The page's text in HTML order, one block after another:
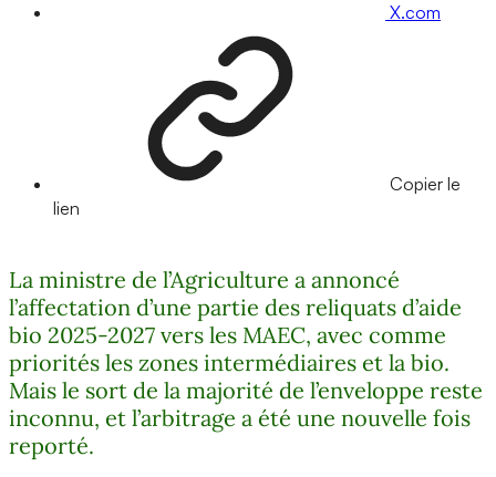
X.com
Copier le
lien
La ministre de l’Agriculture a annoncé
l’affectation d’une partie des reliquats d’aide
bio 2025-2027 vers les MAEC, avec comme
priorités les zones intermédiaires et la bio.
Mais le sort de la majorité de l’enveloppe reste
inconnu, et l’arbitrage a été une nouvelle fois
reporté.